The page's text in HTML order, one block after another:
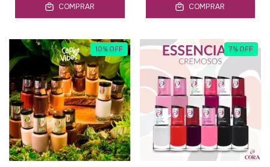
COMPRAR COMPRAR
10% OFF 7% OFF